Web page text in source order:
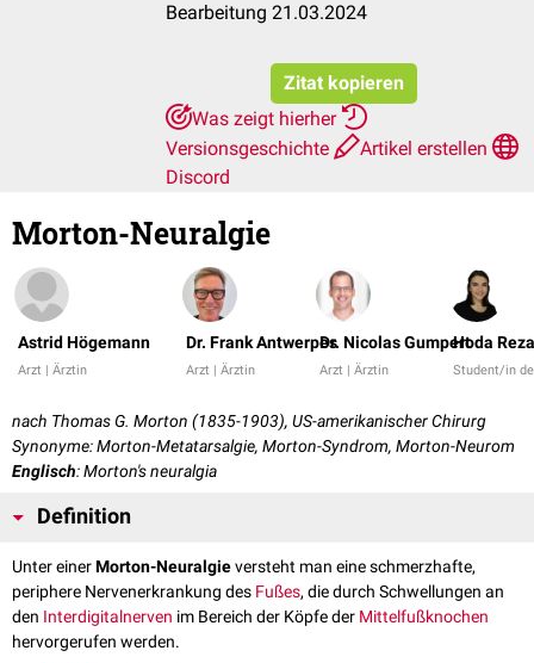
Bearbeitung 21.03.2024
Zitat kopieren
Was zeigt hierher
Versionsgeschichte
Artikel erstellen
Discord
Morton-Neuralgie
Astrid Högemann
Arzt | Ärztin
Dr. Frank Antwerpes
Arzt | Ärztin
Dr. Nicolas Gumpert
Arzt | Ärztin
Hoda
Student/in
nach Thomas G. Morton (1835-1903), US-amerikanischer Chirurg
Synonyme: Morton-Metatarsalgie, Morton-Syndrom, Morton-Neurom
Englisch: Morton's neuralgia
Definition
Unter einerMorton-Neuralgieversteht man eine schmerzhafte,
periphere Nervenerkrankung des Fußes, die durch Schwellungen an
den Interdigitalnerven im Bereich der Köpfe der Mittelfußknochen
hervorgerufen werden.